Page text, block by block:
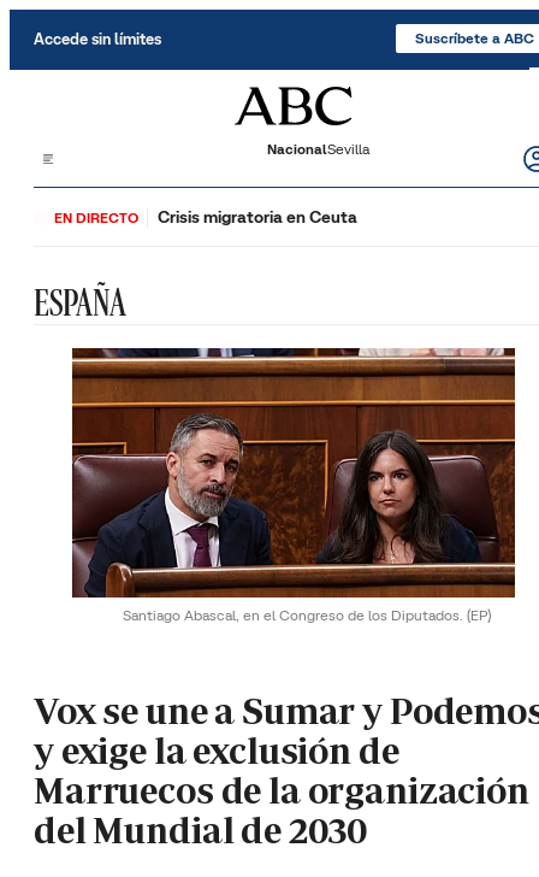
Accede sin límites Suscríbete a ABC
NacionalSevilla
EN DIRECTO Crisis migratoria en Ceuta
ESPAÑA
Santiago Abascal, en el Congreso de los Diputados. (EP)
Vox se une a Sumar y
y exige la exclusión de
Marruecos de la organización
del Mundial de 2030